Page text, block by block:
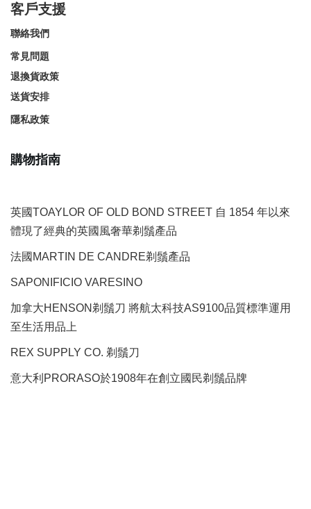
客戶支援
聯絡我們
常見問題
退換貨政策
送貨安排
隱私政策
購物指南
英國TOAYLOR OF OLD BOND STREET 自 1854 年以來
體現了經典的英國風奢華剃鬚產品
法國MARTIN DE CANDRE剃鬚產品
SAPONIFICIO VARESINO
加拿大HENSON剃鬚刀 將航太科技AS9100品質標準運用
至生活用品上
REX SUPPLY CO. 剃鬚刀
意大利PRORASO於1908年在創立國民剃鬚品牌